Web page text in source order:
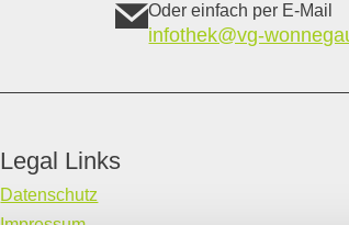
Oder einfach per E-Mail
infothek@vg-
Legal Links
Datenschutz